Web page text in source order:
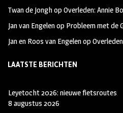
Twan de JonghopOverleden: Annie
Jan van Engelenop Probleem met de
Jan en Roos van Engelenop
LAATSTE BERICHTEN
Leyetocht 2026: nieuwe fietsroutes
8 augustus 2026